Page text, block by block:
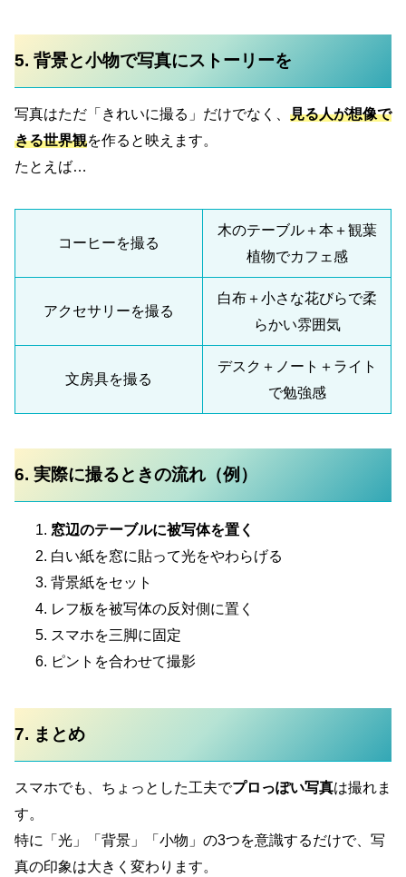
5. 背景と小物で写真にストーリーを
写真はただ「きれいに撮る」だけでなく、 見る人が想像で
きる世界観を作ると映えます。
たとえば…
コーヒーを撮る
木のテーブル＋本＋観葉
植物でカフェ感
アクセサリーを撮る
白布＋小さな花びらで柔
らかい雰囲気
文房具を撮る
デスク＋ノート＋ライト
で勉強感
6. 実際に撮るときの流れ（例）
窓辺のテーブルに被写体を置く
白い紙を窓に貼って光をやわらげる
背景紙をセット
レフ板を被写体の反対側に置く
スマホを三脚に固定
ピントを合わせて撮影
7. まとめ
スマホでも、ちょっとした工夫でプロっぽい写真は撮れま
す。
特に「光」「背景」「小物」の3つを意識するだけで、写
真の印象は大きく変わります。